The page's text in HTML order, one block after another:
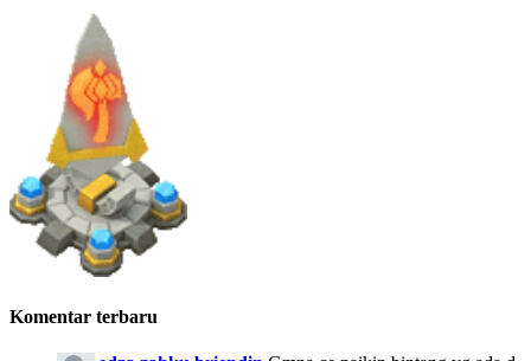
Komentar terbaru